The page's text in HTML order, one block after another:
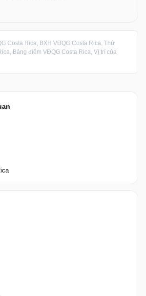
Costa Rica, BXH VĐQG Costa Rica, Thứ
Bảng điểm VĐQG Costa Rica, Vị trí của